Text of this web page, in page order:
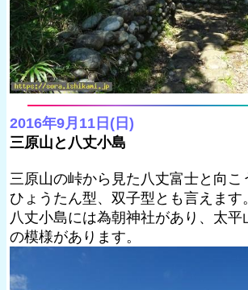
2016年9月11日(日)
三原山と八丈小島
三原山の峠から見た八丈富士と向こ
ひょうたん型、双子型とも言えます。
八丈小島には為朝神社があり、太
の模様があります。